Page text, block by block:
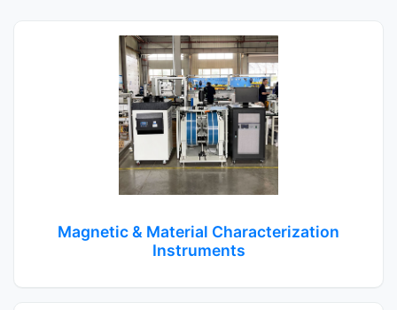
Magnetic & Material Characterization
Instruments